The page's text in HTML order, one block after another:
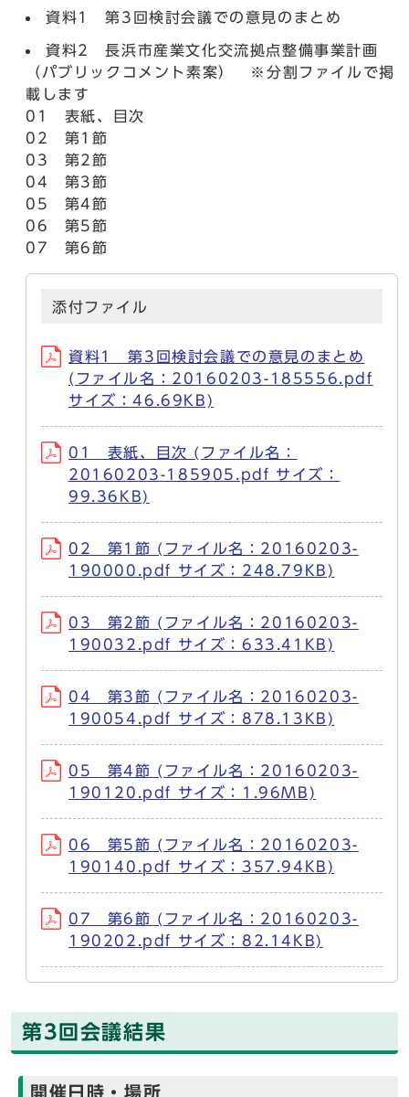
資料1 第3回検討会議での意見のまとめ
資料2 長浜市産業文化交流拠点整備事業計画
（パブリックコメント素案） ※分割ファイルで掲
載します
01 表紙、目次
02 第1節
03 第2節
04 第3節
05 第4節
06 第5節
07 第6節
添付ファイル
資料1 第3回検討会議での意見のまとめ
(ファイル名：20160203-185556.pdf
サイズ：46.69KB)
01 表紙、目次 (ファイル名：
20160203-185905.pdf サイズ：
99.36KB)
02 第1節 (ファイル名：20160203-
190000.pdf サイズ：248.79KB)
03 第2節 (ファイル名：20160203-
190032.pdf サイズ：633.41KB)
04 第3節 (ファイル名：20160203-
190054.pdf サイズ：878.13KB)
05 第4節 (ファイル名：20160203-
190120.pdf サイズ：1.96MB)
06 第5節 (ファイル名：20160203-
190140.pdf サイズ：357.94KB)
07 第6節 (ファイル名：20160203-
190202.pdf サイズ：82.14KB)
第3回会議結果
開催日時・場所